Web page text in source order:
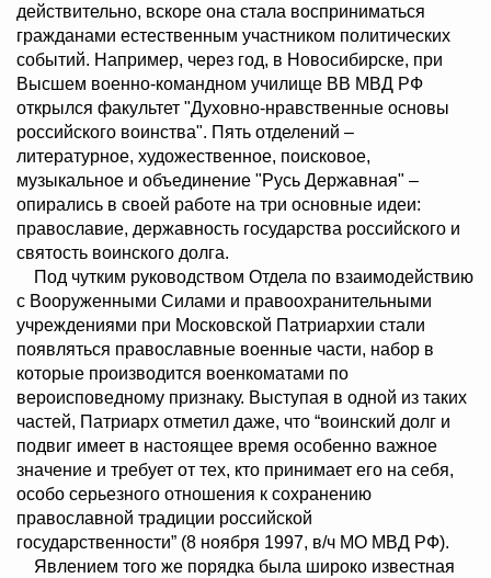
действительно, вскоре она стала восприниматься
гражданами естественным участником политических
событий. Например, через год, в Новосибирске, при
Высшем военно-командном училище ВВ МВД РФ
открылся факультет "Духовно-нравственные основы
российского воинства". Пять отделений –
литературное, художественное, поисковое,
музыкальное и объединение "Русь Державная" –
опирались в своей работе на три основные идеи:
православие, державность государства российского и
святость воинского долга.
Под чутким руководством Отдела по взаимодействию
с Вооруженными Силами и правоохранительными
учреждениями при Московской Патриархии стали
появляться православные военные части, набор в
которые производится военкоматами по
вероисповедному признаку. Выступая в одной из таких
частей, Патриарх отметил даже, что “воинский долг и
подвиг имеет в настоящее время особенно важное
значение и требует от тех, кто принимает его на себя,
особо серьезного отношения к сохранению
православной традиции российской
государственности” (8 ноября 1997, в/ч МО МВД РФ).
Явлением того же порядка была широко известная